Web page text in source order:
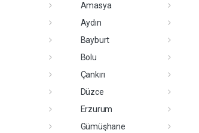
Amasya
Aydın
Bayburt
Bolu
Çankırı
Düzce
Erzurum
Gümüşhane